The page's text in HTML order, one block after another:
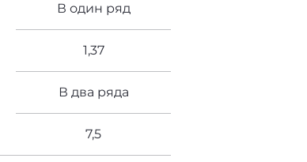
В один ряд
1,37
В два ряда
7,5